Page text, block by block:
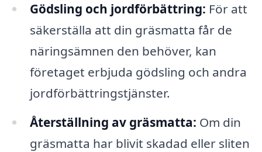
Gödsling och jordförbättring: För att
säkerställa att din gräsmatta får de
näringsämnen den behöver, kan
företaget erbjuda gödsling och andra
jordförbättringstjänster.
Återställning av gräsmatta: Om din
gräsmatta har blivit skadad eller sliten